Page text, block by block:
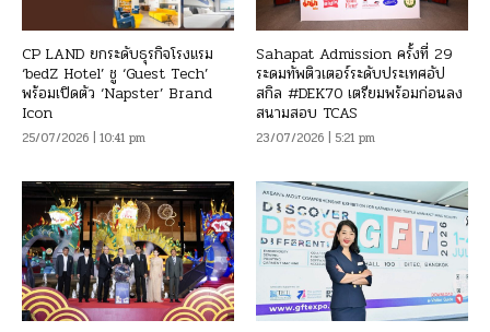
CP LAND ยกระดับธุรกิจโรงแรม
‘bedZ Hotel’ ชู ‘Guest Tech’
พร้อมเปิดตัว ‘Napster’ Brand
Icon
25/07/2026 | 10:41 pm
Sahapat Admission ครั้งที่ 29
ระดมทัพติวเตอร์ระดับประเทศอัป
สกิล #DEK70 เตรียมพร้อมก่อนลง
สนามสอบ TCAS
23/07/2026 | 5:21 pm